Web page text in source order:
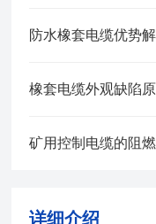
防水橡套电缆优势
橡套电缆外观缺陷
矿用控制电缆的阻
详细介绍